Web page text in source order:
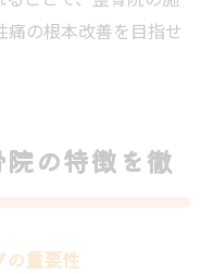
の根本改善を目指せ
の特徴を徹
重要性